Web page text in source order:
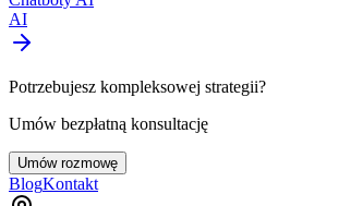
AI
Potrzebujesz kompleksowej strategii?
Umów bezpłatną konsultację
Umów rozmowę
BlogKontakt